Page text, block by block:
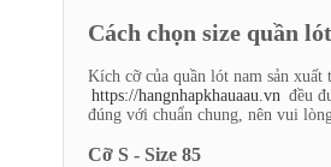
Cách chọn size quần
Kích cỡ của quần lót nam sản
https://hangnhapkhauaau.vn đều
đúng với chuẩn chung, nên vui
Cỡ S - Size 85